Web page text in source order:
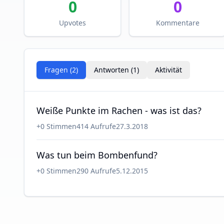
0
Upvotes
0
Kommentare
Fragen (2) Antworten (1) Aktivität
Weiße Punkte im Rachen - was ist das?
+0 Stimmen414 Aufrufe27.3.2018
Was tun beim Bombenfund?
+0 Stimmen290 Aufrufe5.12.2015